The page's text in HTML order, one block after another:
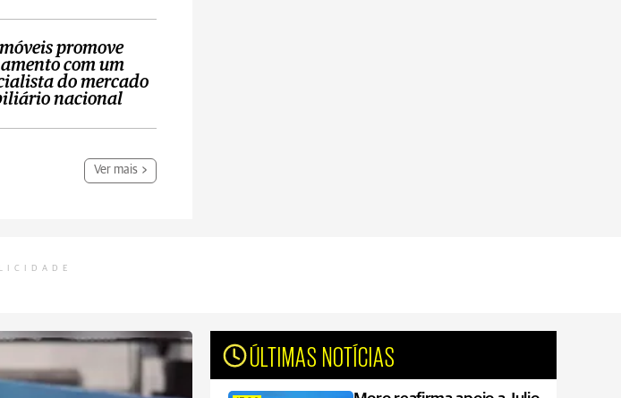
promove
com um
do mercado
nacional
Ver mais
ÚLTIMAS NOTÍCIAS